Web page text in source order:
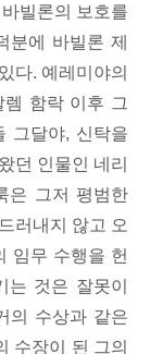
빌론의 보호를
분에 바빌론 제
다. 예레미야의
렘 함락 이후 그
그달야, 신탁을
던 인물인 네리
은 그저 평범한
러내지 않고 오
임무 수행을 헌
것은 잘못이
의 수상과 같은
수장이 된 그의